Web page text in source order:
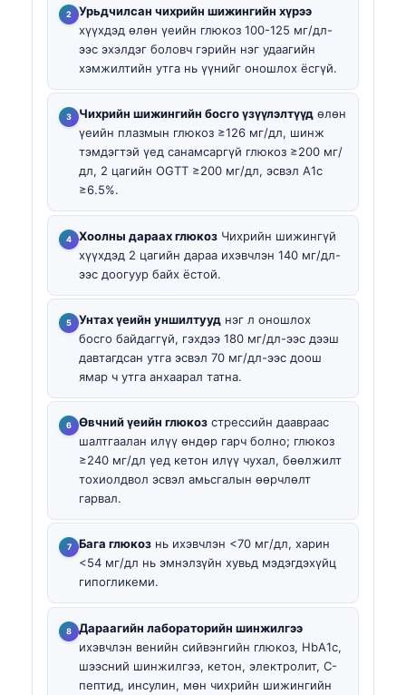
Урьдчилсан чихрийн шижингийн хүрээ
хүүхдэд өлөн үеийн глюкоз 100-125 мг/дл-
ээс эхэлдэг боловч гэрийн нэг удаагийн
хэмжилтийн утга нь үүнийг оношлох ёсгүй.
Чихрийн шижингийн босго үзүүлэлтүүд өлөн
үеийн плазмын глюкоз ≥126 мг/дл, шинж
тэмдэгтэй үед санамсаргүй глюкоз ≥200 мг/
дл, 2 цагийн OGTT ≥200 мг/дл, эсвэл A1c
≥6.5%.
Хоолны дараах глюкоз Чихрийн шижингүй
хүүхдэд 2 цагийн дараа ихэвчлэн 140 мг/дл-
ээс доогуур байх ёстой.
Унтах үеийн уншилтууд нэг л оношлох
босго байдаггүй, гэхдээ 180 мг/дл-ээс дээш
давтагдсан утга эсвэл 70 мг/дл-ээс доош
ямар ч утга анхаарал татна.
Өвчний үеийн глюкоз стрессийн даавраас
шалтгаалан илүү өндөр гарч болно; глюкоз
≥240 мг/дл үед кетон илүү чухал, бөөлжилт
тохиолдвол эсвэл амьсгалын өөрчлөлт
гарвал.
Бага глюкоз нь ихэвчлэн <70 мг/дл, харин
<54 мг/дл нь эмнэлзүйн хувьд мэдэгдэхүйц
гипогликеми.
Дараагийн лабораторийн шинжилгээ
ихэвчлэн венийн сийвэнгийн глюкоз, HbA1c,
шээсний шинжилгээ, кетон, электролит, C-
пептид, инсулин, мөн чихрийн шижингийн